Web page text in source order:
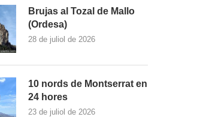
Brujas al Tozal de Mallo
(Ordesa)
28 de juliol de 2026
10 nords de Montserrat en
24 hores
23 de juliol de 2026